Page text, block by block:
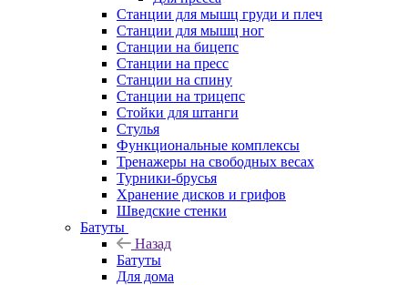
Станции для мышц груди и плеч
Станции для мышц ног
Станции на бицепс
Станции на пресс
Станции на спину
Станции на трицепс
Стойки для штанги
Стулья
Функциональные комплексы
Тренажеры на свободных весах
Турники-брусья
Хранение дисков и грифов
Шведские стенки
Батуты
Назад
Батуты
Для дома